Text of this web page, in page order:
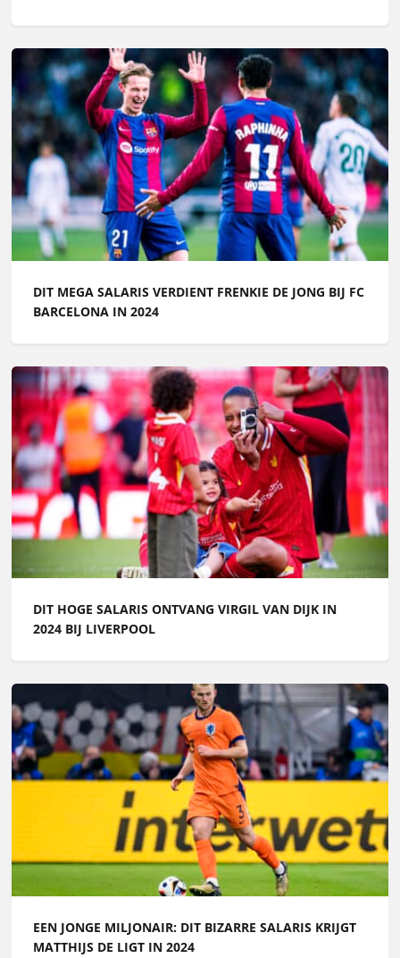
DIT MEGA SALARIS VERDIENT FRENKIE DE JONG BIJ FC
BARCELONA IN 2024
DIT HOGE SALARIS ONTVANG VIRGIL VAN DIJK IN
2024 BIJ LIVERPOOL
EEN JONGE MILJONAIR: DIT BIZARRE SALARIS KRIJGT
MATTHIJS DE LIGT IN 2024